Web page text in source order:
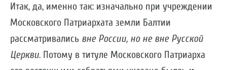
Итак, да, именно так: изначально при учреждении
Московского Патриархата земли Балтии
рассматривались вне России, но не вне Русской
Церкви. Потому в титуле Московского Патриарха